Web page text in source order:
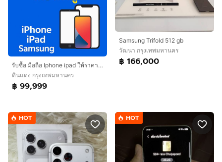
รับซื้อ มือถือ Iphone ipad ให้ราคาสูง
ดินแดง กรุงเทพมหานคร
฿ 99,999
Samsung Trifold 512 gb
วัฒนา กรุงเทพมหานคร
฿ 166,000
HOT HOT